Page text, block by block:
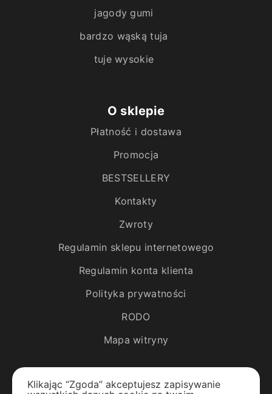
jagody gumi
bardzo wąską tuja
tuje wysokie
O sklepie
Płatność i dostawa
Promocja
BESTSELLERY
Kontakty
Zwroty
Regulamin sklepu internetowego
Regulamin konta klienta
Polityka prywatności
RODO
Mapa witryny
Katalog
Klikając “Zgoda” akceptujesz zapisywanie